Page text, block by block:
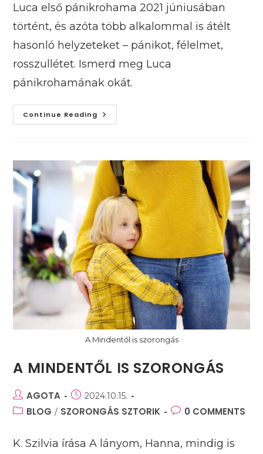
Luca első pánikrohama 2021 júniusában
történt, és azóta több alkalommal is átélt
hasonló helyzeteket – pánikot, félelmet,
rosszullétet. Ismerd meg Luca
pánikrohamának okát.
Continue Reading Szívszorító
Pánikroham
A Mindentől is szorongás
A MINDENTŐL IS SZORONGÁS
Post
author:
AGOTA
Post
published:
2024.10.15.
PostBLOG / SZORONGÁS SZTORIK
Post0 COMMENTS
K. Szilvia írása A lányom, Hanna, mindig is